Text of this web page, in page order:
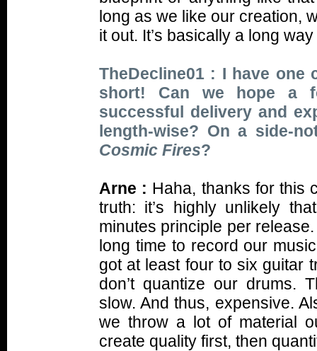
long as we like our creation,
it out. It’s basically a long
TheDecline01 : I have
short! Can we hope a
successful delivery and
length-wise? On a side-
Cosmic Fires?
Arne : Haha, thanks for this
truth: it’s highly unlikely
minutes principle per
long time to record our
got at least four to six guitar
don’t quantize our drums.
slow. And thus, expensive.
we throw a lot of material
create quality first, then